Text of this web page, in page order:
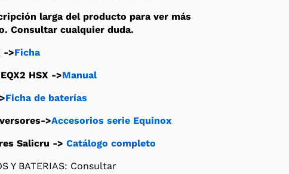
larga del producto para ver más
Consultar cualquier duda.
->Ficha
HSX ->Manual
Ficha de baterías
>Accesorios serie Equinox
Salicru ->Catálogo completo
Y BATERIAS: Consultar